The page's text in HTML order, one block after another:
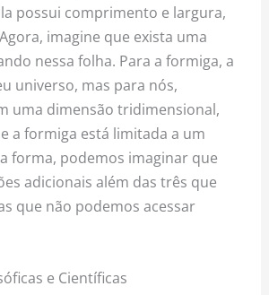
possui comprimento e largura,
imagine que exista uma
nessa folha. Para a formiga, a
universo, mas para nós,
uma dimensão tridimensional,
a formiga está limitada a um
forma, podemos imaginar que
adicionais além das três que
que não podemos acessar
e Científicas